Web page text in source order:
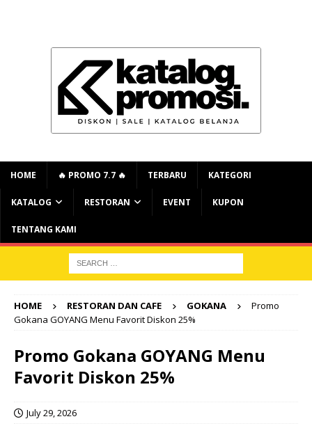
HOME 🔥 PROMO 7.7 🔥 TERBARU KATEGORI
KATALOG RESTORAN EVENT KUPON
TENTANG KAMI
HOME RESTORAN DAN CAFE GOKANA
Promo
Gokana GOYANG Menu Favorit Diskon 25%
Promo Gokana GOYANG Menu
Favorit Diskon 25%
July 29, 2026